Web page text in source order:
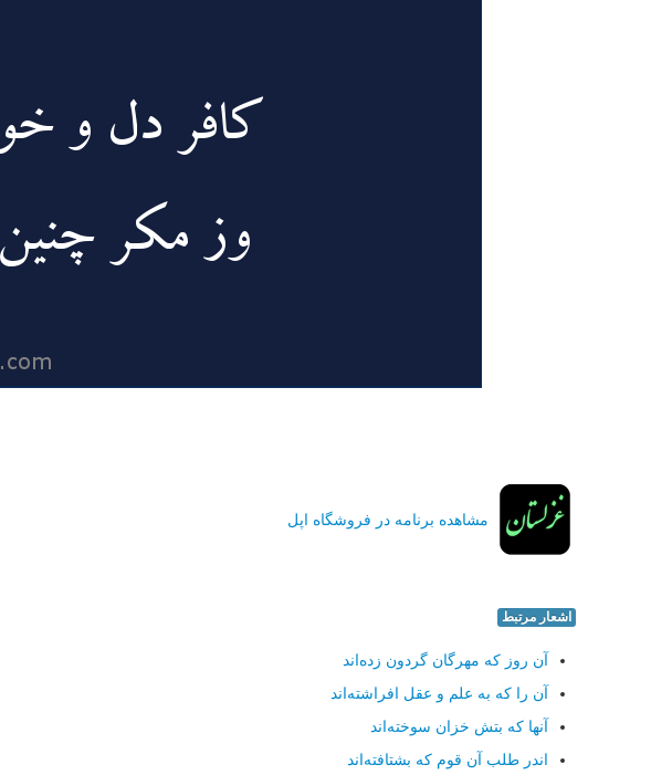
مشاهده برنامه در فروشگاه اپل
اشعار مرتبط
آن روز که مهرگان گردون زده‌اند
آن را که به علم و عقل افراشته‌اند
آنها که بتش خزان سوخته‌اند
اندر طلب آن قوم که بشتافته‌اند